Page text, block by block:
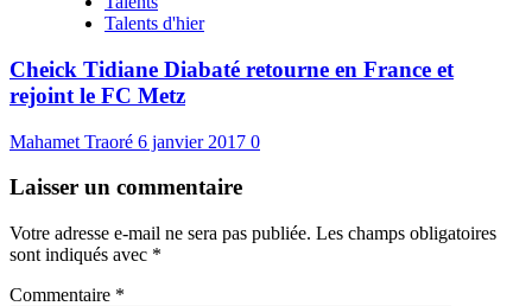
Talents d'hier
Cheick Tidiane Diabaté retourne en France et
rejoint le FC Metz
Mahamet Traoré 6 janvier 2017 0
Laisser un commentaire
Votre adresse e-mail ne sera pas publiée. Les champs obligatoires
sont indiqués avec *
Commentaire *